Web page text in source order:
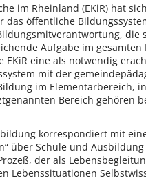
im Rheinland (EKiR) hat
öffentliche
die
Aufgabe im gesamten
EKiR eine als notwendig
mit der
im Elementarbereich,
Bereich gehören
korrespondiert mit
über Schule und
der als
Lebenssituationen